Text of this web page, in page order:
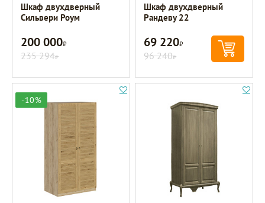
Шкаф двухдверный
Сильвери Роум
200 000Р
235 294Р
Шкаф двухдверный
Рандеву 22
69 220Р
96 240Р
-10%